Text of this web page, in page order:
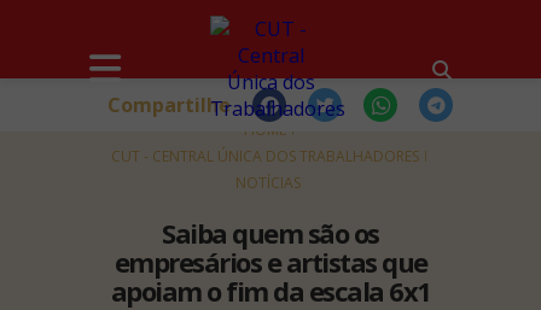
HOME
CUT - CENTRAL ÚNICA DOS TRABALHADORES
NOTÍCIAS
Saiba quem são os
empresários e artistas que
apoiam o fim da escala 6x1
Compartilhe